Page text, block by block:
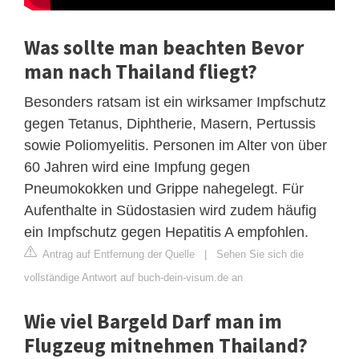
Was sollte man beachten Bevor
man nach Thailand fliegt?
Besonders ratsam ist ein wirksamer Impfschutz
gegen Tetanus, Diphtherie, Masern, Pertussis
sowie Poliomyelitis. Personen im Alter von über
60 Jahren wird eine Impfung gegen
Pneumokokken und Grippe nahegelegt. Für
Aufenthalte in Südostasien wird zudem häufig
ein Impfschutz gegen Hepatitis A empfohlen.
Antrag auf Entfernung der Quelle | Sehen Sie sich die
vollständige Antwort auf buch-dein-visum.de an
Wie viel Bargeld Darf man im
Flugzeug mitnehmen Thailand?